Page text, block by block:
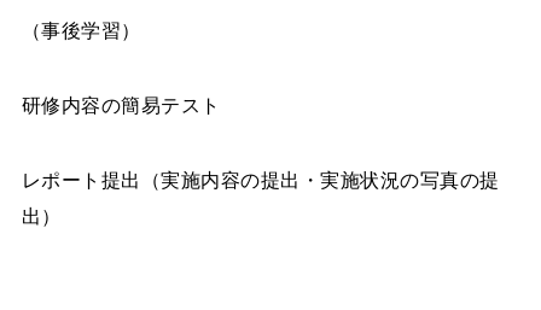
（事後学習）
研修内容の簡易テスト
レポート提出（実施内容の提出・実施状況の写真の提
出）